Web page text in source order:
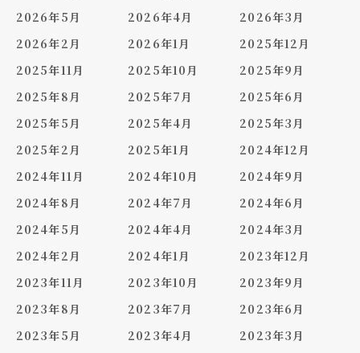
2026年5月
2026年4月
2026年3月
2026年2月
2026年1月
2025年12月
2025年11月
2025年10月
2025年9月
2025年8月
2025年7月
2025年6月
2025年5月
2025年4月
2025年3月
2025年2月
2025年1月
2024年12月
2024年11月
2024年10月
2024年9月
2024年8月
2024年7月
2024年6月
2024年5月
2024年4月
2024年3月
2024年2月
2024年1月
2023年12月
2023年11月
2023年10月
2023年9月
2023年8月
2023年7月
2023年6月
2023年5月
2023年4月
2023年3月